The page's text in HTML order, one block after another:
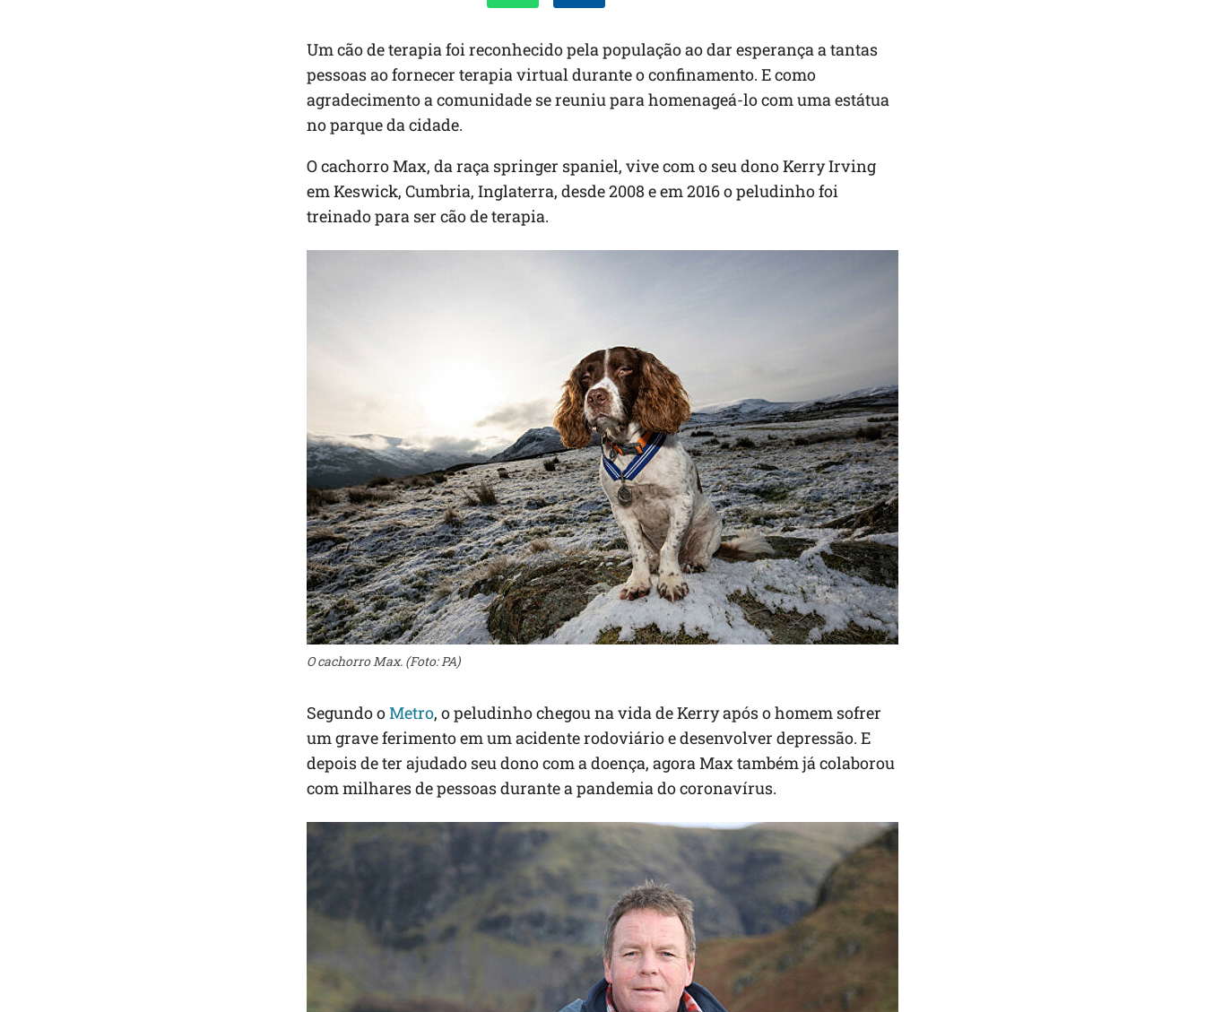
Um cão de terapia foi reconhecido pela população ao dar esperança a tantas
pessoas ao fornecer terapia virtual durante o confinamento. E como
agradecimento a comunidade se reuniu para homenageá-lo com uma estátua
no parque da cidade.
O cachorro Max, da raça springer spaniel, vive com o seu dono Kerry Irving
em Keswick, Cumbria, Inglaterra, desde 2008 e em 2016 o peludinho foi
treinado para ser cão de terapia.
O cachorro Max. (Foto: PA)
Segundo oMetro, o peludinho chegou na vida de Kerry após o homem sofrer
um grave ferimento em um acidente rodoviário e desenvolver depressão. E
depois de ter ajudado seu dono com a doença, agora Max também já colaborou
com milhares de pessoas durante a pandemia do coronavírus.